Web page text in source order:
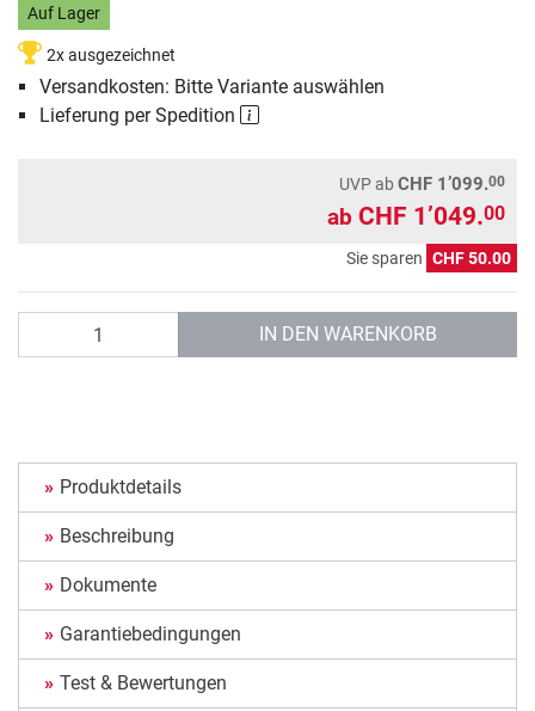
Auf Lager
2x ausgezeichnet
Versandkosten: Bitte Variante auswählen
Lieferung per Spedition
UVPab CHF 1’099.00
ab CHF 1’049.00
Sie sparen CHF 50.00
IN DEN WARENKORB
Produktdetails
Beschreibung
Dokumente
Garantiebedingungen
Test & Bewertungen